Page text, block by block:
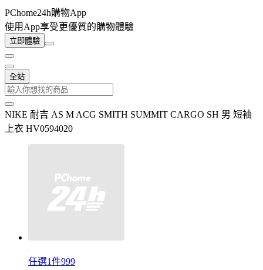
PChome24h購物App
使用App享受更優質的購物體驗
立即體驗
全站
NIKE 耐吉 AS M ACG SMITH SUMMIT CARGO SH 男 短袖
上衣 HV0594020
任選1件999